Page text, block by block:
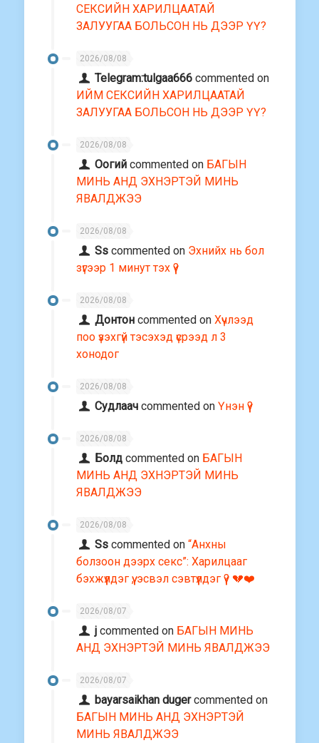
СЕКСИЙН ХАРИЛЦААТАЙ
ЗАЛУУГАА БОЛЬСОН НЬ ДЭЭР ҮҮ?
2026/08/08
Telegram:tulgaa666 commented on
ИЙМ СЕКСИЙН ХАРИЛЦААТАЙ
ЗАЛУУГАА БОЛЬСОН НЬ ДЭЭР ҮҮ?
2026/08/08
Оогий commented on БАГЫН
МИНЬ АНД ЭХНЭРТЭЙ МИНЬ
ЯВАЛДЖЭЭ
2026/08/08
Ss commented on Эхнийх нь бол
зүгээр 1 минут тэх үү?
2026/08/08
Донтон commented onХүчлээд
поо үзэхгүй тэсэхэд үсрээд л 3
хонодог
2026/08/08
Судлаач commented onҮнэн үү?
2026/08/08
Болд commented on БАГЫН
МИНЬ АНД ЭХНЭРТЭЙ МИНЬ
ЯВАЛДЖЭЭ
2026/08/08
Ss commented on“Анхны
болзоон дээрх секс”: Харилцааг
бэхжүүлдэг үү, эсвэл сэвтүүлдэг үү? 💔❤️
2026/08/07
j commented on БАГЫН МИНЬ
АНД ЭХНЭРТЭЙ МИНЬ ЯВАЛДЖЭЭ
2026/08/07
bayarsaikhan dugercommented on
БАГЫН МИНЬ АНД ЭХНЭРТЭЙ
МИНЬ ЯВАЛДЖЭЭ